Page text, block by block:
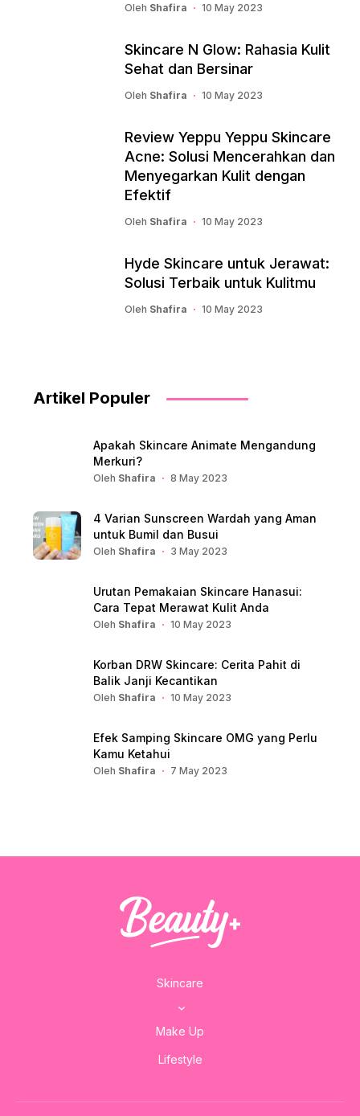
Oleh Shafira 10 May 2023
Skincare N Glow: Rahasia Kulit
Sehat dan Bersinar
Oleh Shafira 10 May 2023
Review Yeppu Yeppu Skincare
Acne: Solusi Mencerahkan dan
Menyegarkan Kulit dengan
Efektif
Oleh Shafira 10 May 2023
Hyde Skincare untuk Jerawat:
Solusi Terbaik untuk Kulitmu
Oleh Shafira 10 May 2023
Artikel Populer
Apakah Skincare Animate Mengandung
Merkuri?
Oleh Shafira 8 May 2023
4 Varian Sunscreen Wardah yang Aman
untuk Bumil dan Busui
Oleh Shafira 3 May 2023
Urutan Pemakaian Skincare Hanasui:
Cara Tepat Merawat Kulit Anda
Oleh Shafira 10 May 2023
Korban DRW Skincare: Cerita Pahit di
Balik Janji Kecantikan
Oleh Shafira 10 May 2023
Efek Samping Skincare OMG yang Perlu
Kamu Ketahui
Oleh Shafira 7 May 2023
Skincare
Make Up
Lifestyle